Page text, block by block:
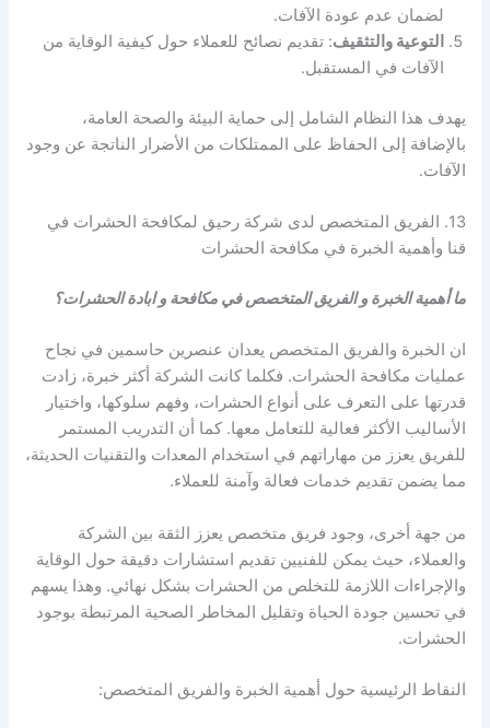
لضمان عدم عودة الآفات.
التوعية والتثقيف: تقديم نصائح للعملاء حول كيفية الوقاية من
الآفات في المستقبل.
يهدف هذا النظام الشامل إلى حماية البيئة والصحة العامة،
بالإضافة إلى الحفاظ على الممتلكات من الأضرار الناتجة عن وجود
الآفات.
13. الفريق المتخصص لدى شركة رحيق لمكافحة الحشرات في
قنا وأهمية الخبرة في مكافحة الحشرات
ما أهمية الخبرة و الفريق المتخصص في مكافحة و ابادة الحشرات؟
ان الخبرة والفريق المتخصص يعدان عنصرين حاسمين في نجاح
عمليات مكافحة الحشرات. فكلما كانت الشركة أكثر خبرة، زادت
قدرتها على التعرف على أنواع الحشرات، وفهم سلوكها، واختيار
الأساليب الأكثر فعالية للتعامل معها. كما أن التدريب المستمر
للفريق يعزز من مهاراتهم في استخدام المعدات والتقنيات الحديثة،
مما يضمن تقديم خدمات فعالة وآمنة للعملاء.
من جهة أخرى، وجود فريق متخصص يعزز الثقة بين الشركة
والعملاء، حيث يمكن للفنيين تقديم استشارات دقيقة حول الوقاية
والإجراءات اللازمة للتخلص من الحشرات بشكل نهائي. وهذا يسهم
في تحسين جودة الحياة وتقليل المخاطر الصحية المرتبطة بوجود
الحشرات.
النقاط الرئيسية حول أهمية الخبرة والفريق المتخصص: